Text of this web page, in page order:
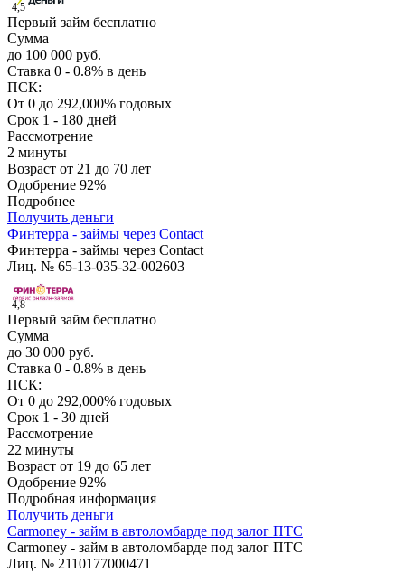
4,5
Первый займ бесплатно
Сумма
до 100 000 руб.
Ставка 0 - 0.8% в день
ПСК:
От 0 до 292,000% годовых
Срок 1 - 180 дней
Рассмотрение
2 минуты
Возраст от 21 до 70 лет
Одобрение 92%
Подробнее
Получить деньги
Финтерра - займы через Contact
Финтерра - займы через Contact
Лиц. № 65-13-035-32-002603
4,8
Первый займ бесплатно
Сумма
до 30 000 руб.
Ставка 0 - 0.8% в день
ПСК:
От 0 до 292,000% годовых
Срок 1 - 30 дней
Рассмотрение
22 минуты
Возраст от 19 до 65 лет
Одобрение 92%
Подробная информация
Получить деньги
Carmoney - займ в автоломбарде под залог ПТС
Carmoney - займ в автоломбарде под залог ПТС
Лиц. № 2110177000471